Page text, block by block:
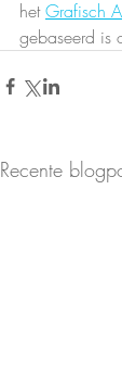
het Grafisch
gebaseerd is
Recente